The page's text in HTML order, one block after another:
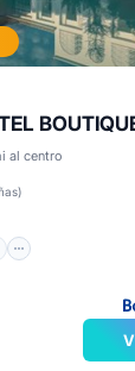
al centro
)
Piscina